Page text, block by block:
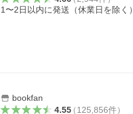
1〜2日以内に発送（休業日を除く）
bookfan
4.55（125,856件）